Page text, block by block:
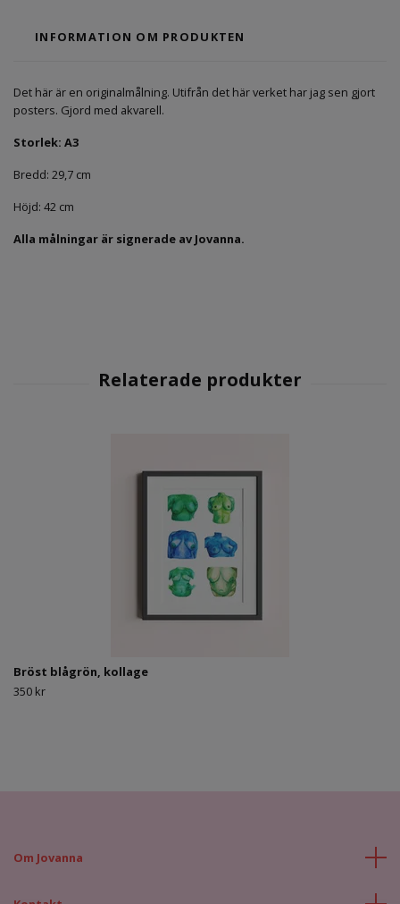
INFORMATION OM PRODUKTEN
Det här är en originalmålning. Utifrån det här verket har jag sen gjort
posters. Gjord med akvarell.
Storlek: A3
Bredd: 29,7 cm
Höjd: 42 cm
Alla målningar är signerade av Jovanna.
Bröst blågrön, kollage
350 kr
Om Jovanna